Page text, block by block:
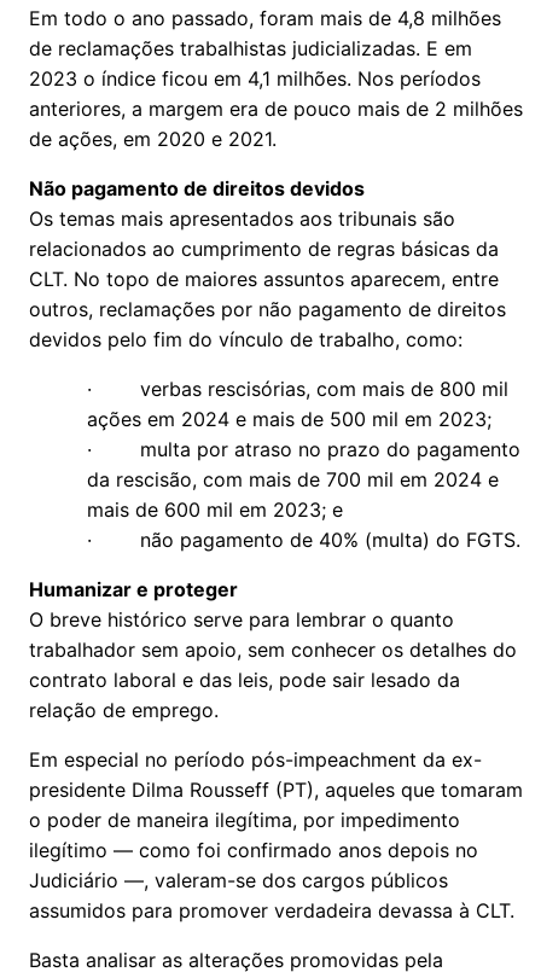
Em todo o ano passado, foram mais de 4,8 milhões
de reclamações trabalhistas judicializadas. E em
2023 o índice ficou em 4,1 milhões. Nos períodos
anteriores, a margem era de pouco mais de 2 milhões
de ações, em 2020 e 2021.
Não pagamento de direitos devidos
Os temas mais apresentados aos tribunais são
relacionados ao cumprimento de regras básicas da
CLT. No topo de maiores assuntos aparecem, entre
outros, reclamações por não pagamento de direitos
devidos pelo fim do vínculo de trabalho, como:
· verbas rescisórias, com mais de 800 mil
ações em 2024 e mais de 500 mil em 2023;
· multa por atraso no prazo do pagamento
da rescisão, com mais de 700 mil em 2024 e
mais de 600 mil em 2023; e
· não pagamento de 40% (multa) do FGTS.
Humanizar e proteger
O breve histórico serve para lembrar o quanto
trabalhador sem apoio, sem conhecer os detalhes do
contrato laboral e das leis, pode sair lesado da
relação de emprego.
Em especial no período pós-impeachment da ex-
presidente Dilma Rousseff (PT), aqueles que tomaram
o poder de maneira ilegítima, por impedimento
ilegítimo — como foi confirmado anos depois no
Judiciário —, valeram-se dos cargos públicos
assumidos para promover verdadeira devassa à CLT.
Basta analisar as alterações promovidas pela